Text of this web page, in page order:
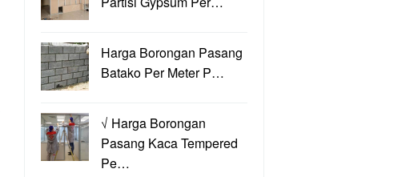
Harga Borongan Pasang
Batako Per Meter P…
√ Harga Borongan
Pasang Kaca Tempered
Pe…